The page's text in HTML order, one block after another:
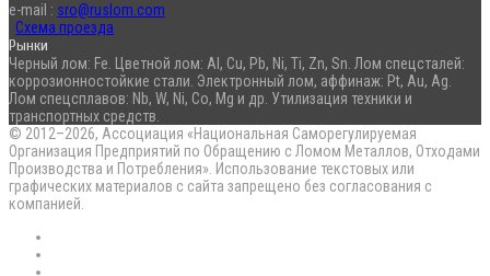
e-mail : sro@ruslom.com
Схема проезда
Рынки
Черный лом: Fe. Цветной лом: Al, Cu, Pb, Ni, Ti, Zn, Sn. Лом спецсталей:
коррозионностойкие стали. Электронный лом, аффинаж: Pt, Au, Ag.
Лом спецсплавов: Nb, W, Ni, Co, Mg и др. Утилизация техники и
транспортных средств.
© 2012–2026, Ассоциация «Национальная Саморегулируемая
Организация Предприятий по Обращению с Ломом Металлов, Отходами
Производства и Потребления». Использование текстовых или
графических материалов с сайта запрещено без согласования с
компанией.